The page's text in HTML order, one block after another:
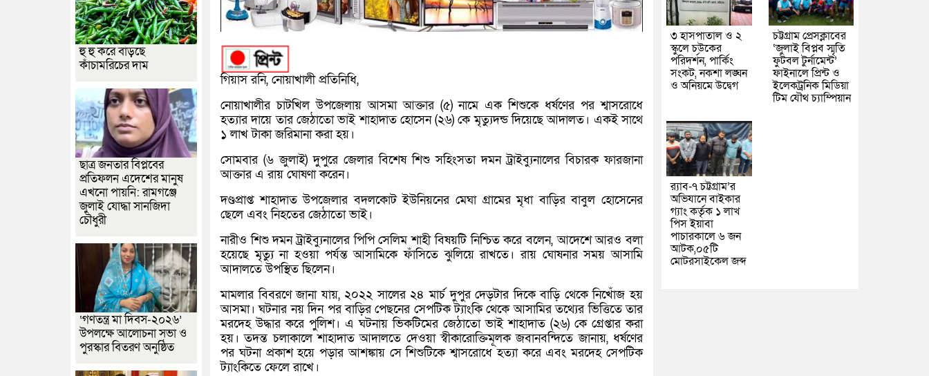
গিয়াস রনি, নোয়াখালী প্রতিনিধি,
নোয়াখালীর চাটখিল উপজেলায় আসমা আক্তার (৫) নামে এক শিশুকে ধর্ষণের পর শ্বাসরোধে
হত্যার দায়ে তার জেঠাতো ভাই শাহাদাত হোসেন (২৬) কে মৃত্যুদন্ড দিয়েছে আদালত। একই সাথে
১ লাখ টাকা জরিমানা করা হয়।
সোমবার (৬ জুলাই) দুপুরে জেলার বিশেষ শিশু সহিংসতা দমন ট্রাইব্যুনালের বিচারক ফারজানা
আক্তার এ রায় ঘোষণা করেন।
দণ্ডপ্রাপ্ত শাহাদাত উপজেলার বদলকোট ইউনিয়নের মেঘা গ্রামের মৃধা বাড়ির বাবুল হোসেনের
ছেলে এবং নিহতের জেঠাতো ভাই।
নারীও শিশু দমন ট্রাইব্যুনালের পিপি সেলিম শাহী বিষয়টি নিশ্চিত করে বলেন, আদেশে আরও বলা
হয়েছে মৃত্যু না হওয়া পর্যন্ত আসামিকে ফাঁসিতে ঝুলিয়ে রাখতে। রায় ঘোষনার সময় আসামি
আদালতে উপস্থিত ছিলেন।
মামলার বিবরণে জানা যায়, ২০২২ সালের ২৪ মার্চ দুপুর দেড়টার দিকে বাড়ি থেকে নিখোঁজ হয়
আসমা। ঘটনার নয় দিন পর বাড়ির পেছনের সেপটিক ট্যাংকি থেকে আসামির তথ্যের ভিত্তিতে তার
মরদেহ উদ্ধার করে পুলিশ। এ ঘটনায় ভিকটিমের জেঠাতো ভাই শাহাদাত (২৬) কে গ্রেপ্তার করা
হয়। তদন্ত চলাকালে শাহাদাত আদালতে দেওয়া স্বীকারোক্তিমূলক জবানবন্দিতে জানায়, ধর্ষণের
পর ঘটনা প্রকাশ হয়ে পড়ার আশঙ্কায় সে শিশুটিকে শ্বাসরোধে হত্যা করে এবং মরদেহ সেপটিক
ট্যাংকিতে ফেলে রাখে।
হু হু করে বাড়ছে
কাঁচামরিচের দাম
ছাত্র জনতার বিপ্লবের
প্রতিফলন এদেশের মানুষ
এখনো পায়নি: রামগঞ্জে
জুলাই যোদ্ধা সানজিদা
চৌধুরী
‘গণতন্ত্র মা দিবস-২০২৬’
উপলক্ষে আলোচনা সভা ও
পুরস্কার বিতরণ অনুষ্ঠিত
৩ হাসপাতাল ও ২
স্কুলে চউকের
পরিদর্শন, পার্কিং
সংকট, নকশা লঙ্ঘন
ও অনিয়মে উদ্বেগ
চট্টগ্রাম প্রেসক্লাবের
‘জুলাই বিপ্লব স্মৃতি
ফুটবল টুর্নামেন্ট’
ফাইনালে প্রিন্ট ও
ইলেকট্রনিক মিডিয়া
টিম যৌথ চ্যাম্পিয়ান
র‌্যাব-৭ চট্টগ্রাম’র
অভিযানে বাইকার
গ্যাং কর্তৃক ১ লাখ
পিস ইয়াবা
পাচারকালে ৬ জন
আটক,০৫টি
মোটরসাইকেল জব্দ